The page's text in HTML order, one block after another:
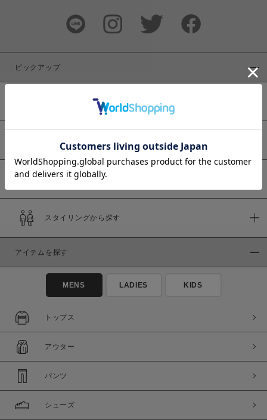
商品タイプ
通常商品
セール価格
在庫
在庫あり
ピックアップ
予約商品
スタイリングから探す
アイテムを探す
MENS LADIES KIDS
トップス
アウター
パンツ
シューズ